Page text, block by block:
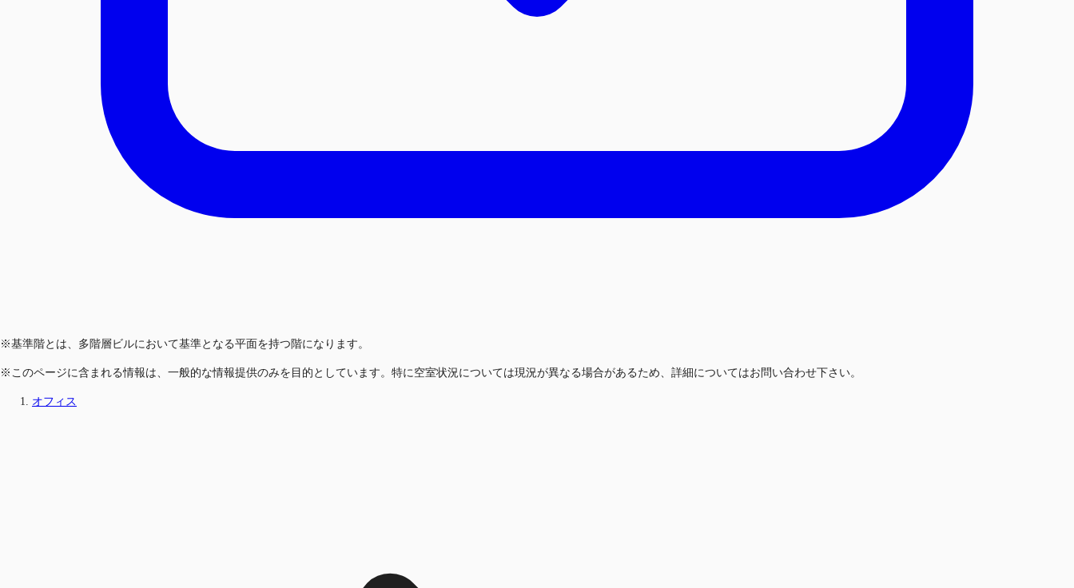
※基準階とは、多階層ビルにおいて基準となる平面を持つ階になります。
※このページに含まれる情報は、一般的な情報提供のみを目的としています。特に空室状況については現況が異なる場合があるため、詳細についてはお問い合わせ下さい。
オフィス